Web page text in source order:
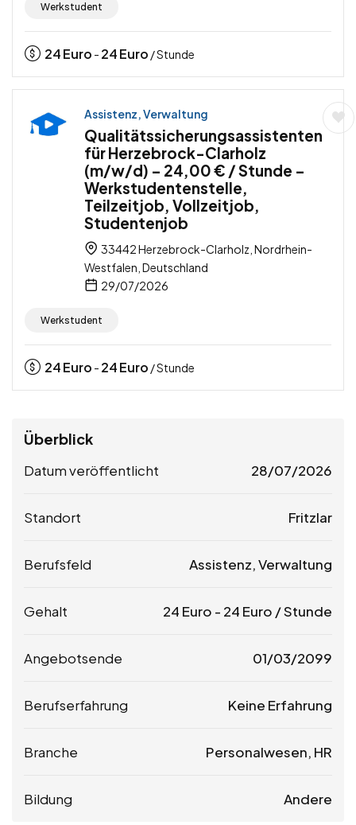
Werkstudent
24Euro - 24Euro / Stunde
Assistenz, Verwaltung
Qualitätssicherungsassistenten
für Herzebrock-Clarholz
(m/w/d) – 24,00 € / Stunde –
Werkstudentenstelle,
Teilzeitjob, Vollzeitjob,
Studentenjob
33442 Herzebrock-Clarholz, Nordrhein-
Westfalen, Deutschland
29/07/2026
Werkstudent
24Euro - 24Euro / Stunde
Überblick
Datum veröffentlicht 28/07/2026
Standort Fritzlar
Berufsfeld Assistenz, Verwaltung
Gehalt 24 Euro - 24 Euro / Stunde
Angebotsende 01/03/2099
Berufserfahrung Keine Erfahrung
Branche Personalwesen, HR
Bildung Andere